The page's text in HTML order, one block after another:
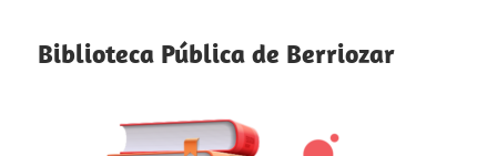
Biblioteca Pública de Berriozar